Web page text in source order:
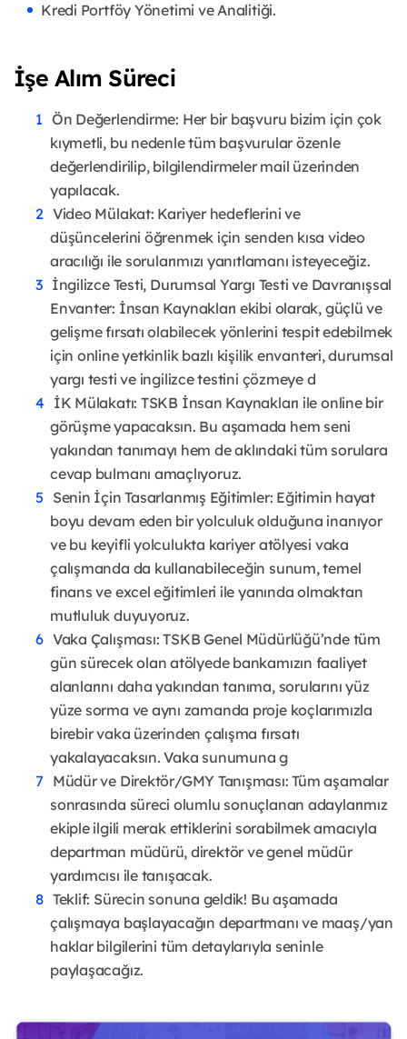
Kredi Portföy Yönetimi ve Analitiği.
İşe Alım Süreci
Ön Değerlendirme: Her bir başvuru bizim için çok
kıymetli, bu nedenle tüm başvurular özenle
değerlendirilip, bilgilendirmeler mail üzerinden
yapılacak.
Video Mülakat: Kariyer hedeflerini ve
düşüncelerini öğrenmek için senden kısa video
aracılığı ile sorularımızı yanıtlamanı isteyeceğiz.
İngilizce Testi, Durumsal Yargı Testi ve Davranışsal
Envanter: İnsan Kaynakları ekibi olarak, güçlü ve
gelişme fırsatı olabilecek yönlerini tespit edebilmek
için online yetkinlik bazlı kişilik envanteri, durumsal
yargı testi ve ingilizce testini çözmeye d
İK Mülakatı: TSKB İnsan Kaynakları ile online bir
görüşme yapacaksın. Bu aşamada hem seni
yakından tanımayı hem de aklındaki tüm sorulara
cevap bulmanı amaçlıyoruz.
Senin İçin Tasarlanmış Eğitimler: Eğitimin hayat
boyu devam eden bir yolculuk olduğuna inanıyor
ve bu keyifli yolculukta kariyer atölyesi vaka
çalışmanda da kullanabileceğin sunum, temel
finans ve excel eğitimleri ile yanında olmaktan
mutluluk duyuyoruz.
Vaka Çalışması: TSKB Genel Müdürlüğü’nde tüm
gün sürecek olan atölyede bankamızın faaliyet
alanlarını daha yakından tanıma, sorularını yüz
yüze sorma ve aynı zamanda proje koçlarımızla
birebir vaka üzerinden çalışma fırsatı
yakalayacaksın. Vaka sunumuna g
Müdür ve Direktör/GMY Tanışması: Tüm aşamalar
sonrasında süreci olumlu sonuçlanan adaylarımız
ekiple ilgili merak ettiklerini sorabilmek amacıyla
departman müdürü, direktör ve genel müdür
yardımcısı ile tanışacak.
Teklif: Sürecin sonuna geldik! Bu aşamada
çalışmaya başlayacağın departmanı ve maaş/yan
haklar bilgilerini tüm detaylarıyla seninle
paylaşacağız.